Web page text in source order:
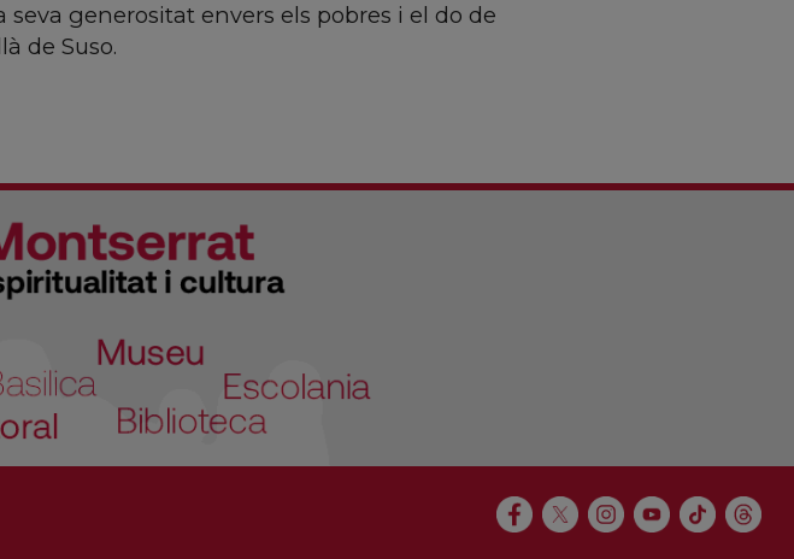
generositat envers els pobres i el do de
de Suso.